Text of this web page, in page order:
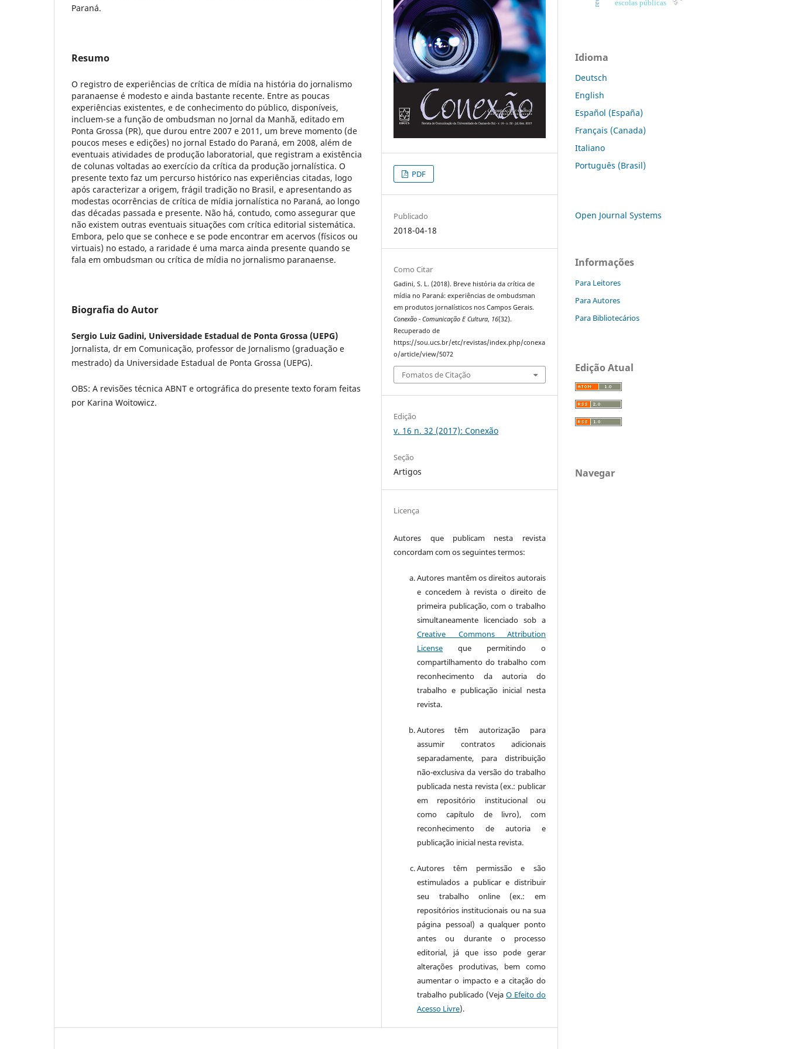
Paraná.
Resumo
O registro de experiências de crítica de mídia na história do jornalismo
paranaense é modesto e ainda bastante recente. Entre as poucas
experiências existentes, e de conhecimento do público, disponíveis,
incluem-se a função de ombudsman no Jornal da Manhã, editado em
Ponta Grossa (PR), que durou entre 2007 e 2011, um breve momento (de
poucos meses e edições) no jornal Estado do Paraná, em 2008, além de
eventuais atividades de produção laboratorial, que registram a existência
de colunas voltadas ao exercício da crítica da produção jornalística. O
presente texto faz um percurso histórico nas experiências citadas, logo
após caracterizar a origem, frágil tradição no Brasil, e apresentando as
modestas ocorrências de crítica de mídia jornalística no Paraná, ao longo
das décadas passada e presente. Não há, contudo, como assegurar que
não existem outras eventuais situações com crítica editorial sistemática.
Embora, pelo que se conhece e se pode encontrar em acervos (físicos ou
virtuais) no estado, a raridade é uma marca ainda presente quando se
fala em ombudsman ou crítica de mídia no jornalismo paranaense.
Biografia do Autor
Sergio Luiz Gadini, Universidade Estadual de Ponta Grossa (UEPG)
Jornalista, dr em Comunicação, professor de Jornalismo (graduação e
mestrado) da Universidade Estadual de Ponta Grossa (UEPG).
OBS: A revisões técnica ABNT e ortográfica do presente texto foram feitas
por Karina Woitowicz.
PDF
Publicado
2018-04-18
Como Citar
Gadini, S. L. (2018). Breve história da crítica de
mídia no Paraná: experiências de ombudsman
em produtos jornalísticos nos Campos Gerais.
Conexão - Comunicação E Cultura, 16(32).
Recuperado de
https://sou.ucs.br/etc/revistas/index.php/conexa
o/article/view/5072
Fomatos de Citação
Edição
v. 16 n. 32 (2017): Conexão
Seção
Artigos
Licença
Autores que publicam nesta revista
concordam com os seguintes termos:
Autores mantêm os direitos autorais
e concedem à revista o direito de
primeira publicação, com o trabalho
simultaneamente licenciado sob a
Creative Commons Attribution
License que permitindo o
compartilhamento do trabalho com
reconhecimento da autoria do
trabalho e publicação inicial nesta
revista.
Autores têm autorização para
assumir contratos adicionais
separadamente, para distribuição
não-exclusiva da versão do trabalho
publicada nesta revista (ex.: publicar
em repositório institucional ou
como capítulo de livro), com
reconhecimento de autoria e
publicação inicial nesta revista.
Autores têm permissão e são
estimulados a publicar e distribuir
seu trabalho online (ex.: em
repositórios institucionais ou na sua
página pessoal) a qualquer ponto
antes ou durante o processo
editorial, já que isso pode gerar
alterações produtivas, bem como
aumentar o impacto e a citação do
trabalho publicado (Veja O Efeito do
Acesso Livre).
escolas públicas
Idioma
Deutsch
English
Español (España)
Français (Canada)
Italiano
Português (Brasil)
Open Journal Systems
Informações
Para Leitores
Para Autores
Para Bibliotecários
Edição Atual
Navegar